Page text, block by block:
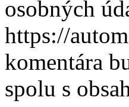
osobných
https://
komentára
spolu s